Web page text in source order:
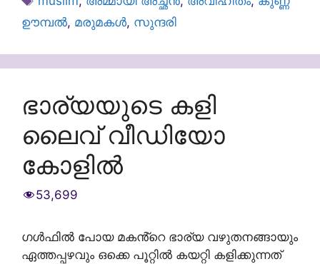
ഊമ്പൽ, മരുമകൾ, സുന്ദരി
ഭാര്യയുടെ കളി
ലൈവ് വീഡിയോ
കോളിൽ
53,699
ഗൾഫിൽ പോയ മകൻ്റെ ഭാര്യ വഴുതനങ്ങായും
ഏത്തപ്പഴവും ഒക്കെ പൂറ്റിൽ കയറ്റി കളിക്കുന്നത്